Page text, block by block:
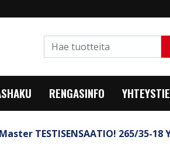
RENGASINFO
TESTISENSAATIO! 265/35-18